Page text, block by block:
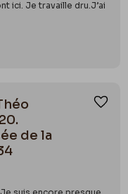
ici. Je travaille dru.J’ai
de la